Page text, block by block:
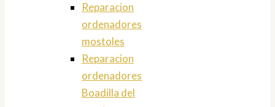
Reparacion
ordenadores
mostoles
Reparacion
ordenadores
Boadilla del